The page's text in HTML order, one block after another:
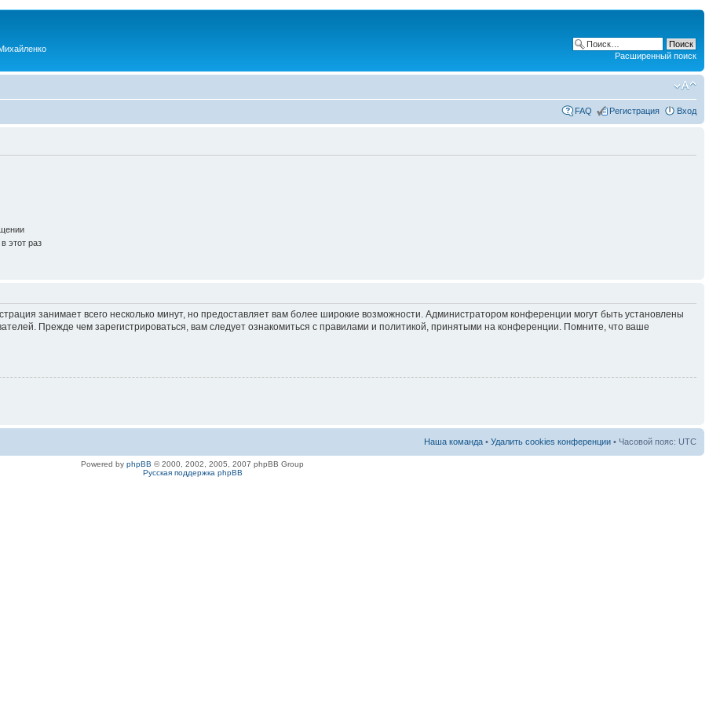
Расширенный поиск
FAQ Регистрация Вход
этот раз
занимает всего несколько минут, но предоставляет вам более широкие возможности. Администратором конференции могут быть установлены
Прежде чем зарегистрироваться, вам следует ознакомиться с правилами и политикой, принятыми на конференции. Помните, что ваше
Наша команда • Удалить cookies конференции • Часовой пояс: UTC
Powered by phpBB © 2000, 2002, 2005, 2007 phpBB Group
Русская поддержка phpBB